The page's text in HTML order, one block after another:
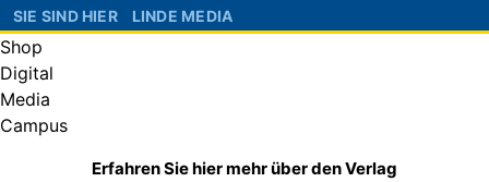
SIE SIND HIER LINDE MEDIA
Shop
Digital
Media
Campus
Erfahren Sie hier mehr über den Verlag